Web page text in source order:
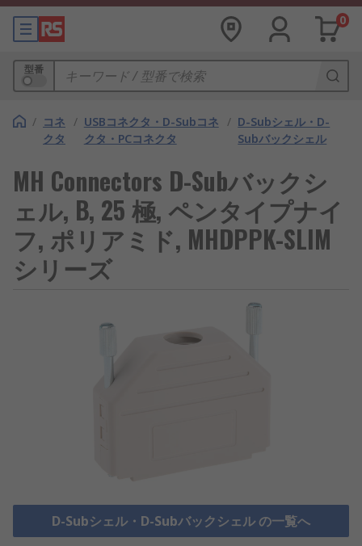
0
型番
/ コネ
クタ
/ USBコネクタ・D-Subコネ
クタ・PCコネクタ
/ D-Subシェル・D-
Subバックシェル
MH Connectors D-Subバックシ
ェル, B, 25 極, ペンタイプナイ
フ, ポリアミド, MHDPPK-SLIM
シリーズ
D-Subシェル・D-Subバックシェル の一覧へ